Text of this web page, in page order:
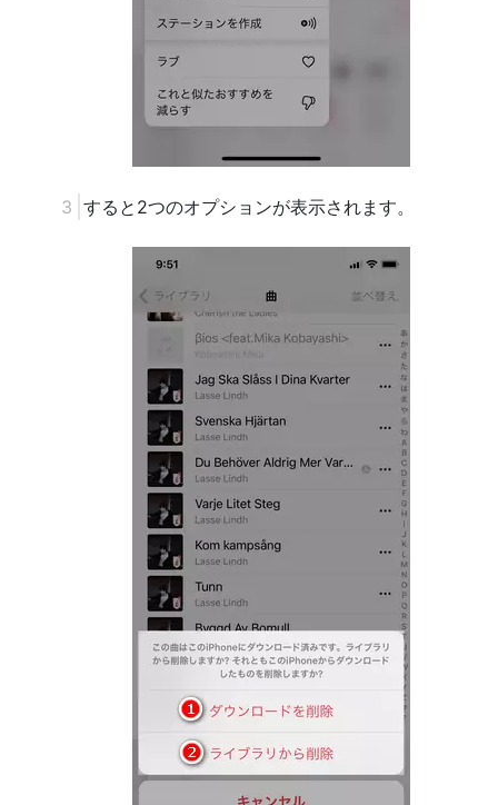
すると2つのオプションが表示されます。